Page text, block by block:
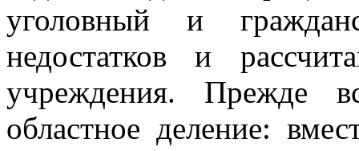
уголовный и
недостатков и
учреждения. Прежде
областное деление: